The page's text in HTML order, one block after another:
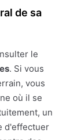
de sa
le
. Si vous
vous
où il se
un
d'effectuer